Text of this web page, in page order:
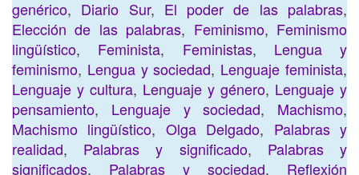
genérico, Diario Sur, El poder de las palabras,
Elección de las palabras, Feminismo, Feminismo
lingüístico, Feminista, Feministas, Lengua y
feminismo, Lengua y sociedad, Lenguaje feminista,
Lenguaje y cultura, Lenguaje y género, Lenguaje y
pensamiento, Lenguaje y sociedad, Machismo,
Machismo lingüístico, Olga Delgado, Palabras y
realidad, Palabras y significado, Palabras y
significados, Palabras y sociedad, Reflexión